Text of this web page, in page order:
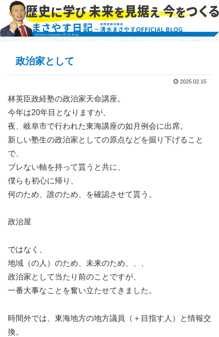
政治家として
2025.02.15
林英臣政経塾の政治家天命講座。
今年は20年目となりますが、
夜、岐阜市で行われた東海講座の如月例会に出席。
新しい塾生の政治家としての原点などを掘り下げること
で、
ブレない軸を持って貰うと共に、
僕らも初心に帰り、
何のため、誰のため、を確認させて貰う。
政治屋
ではなく、
地域（の人）のため、未来のため、、、
政治家として当たり前のことですが、
一番大事なことを奮い立たせてきました。
時間外では、東海地方の地方議員（＋目指す人）と情報交
換。